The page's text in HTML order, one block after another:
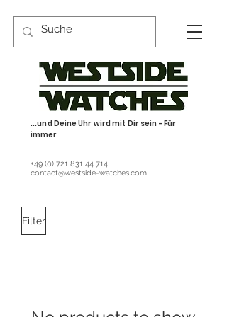
...und Deine Uhr wird mit Dir sein - Für
immer
+49 (0) 721 831 44 714
contact@westside-watches.com
Filter